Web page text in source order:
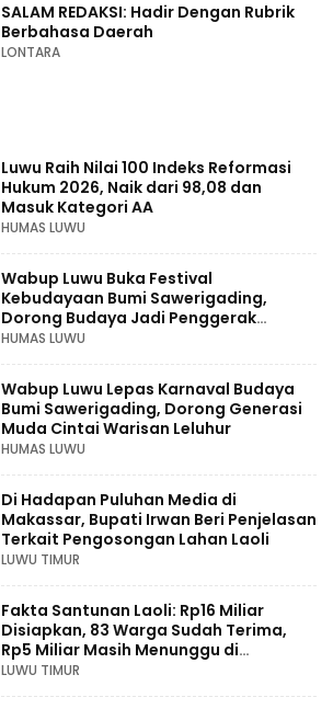
SALAM REDAKSI: Hadir Dengan Rubrik
Berbahasa Daerah
LONTARA
Luwu Raih Nilai 100 Indeks Reformasi
Hukum 2026, Naik dari 98,08 dan
Masuk Kategori AA
HUMAS LUWU
Wabup Luwu Buka Festival
Kebudayaan Bumi Sawerigading,
Dorong Budaya Jadi Penggerak
Ekonomi Kreatif
HUMAS LUWU
Wabup Luwu Lepas Karnaval Budaya
Bumi Sawerigading, Dorong Generasi
Muda Cintai Warisan Leluhur
HUMAS LUWU
Di Hadapan Puluhan Media di
Makassar, Bupati Irwan Beri Penjelasan
Terkait Pengosongan Lahan Laoli
LUWU TIMUR
Fakta Santunan Laoli: Rp16 Miliar
Disiapkan, 83 Warga Sudah Terima,
Rp5 Miliar Masih Menunggu di
Pengadilan
LUWU TIMUR